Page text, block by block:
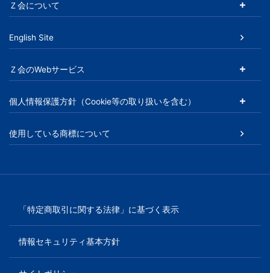
児
～
大
学
受
大
学
Ｚ会について
English Site
Ｚ会のWebサービス
個人情報保護方針（Cookie等の取り扱いを含む）
使用している商標について
「特定商取引に関する法律」に基づく表示
情報セキュリティ基本方針